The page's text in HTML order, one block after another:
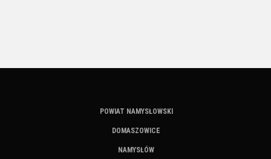
POWIAT NAMYSŁOWSKI
DOMASZOWICE
NAMYSŁÓW